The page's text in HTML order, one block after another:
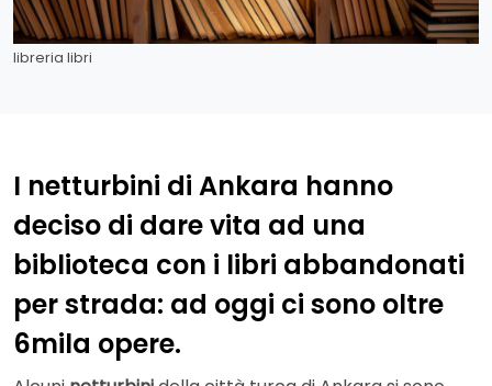
libreria libri
I netturbini di Ankara hanno
deciso di dare vita ad una
biblioteca con i libri abbandonati
per strada: ad oggi ci sono oltre
6mila opere.